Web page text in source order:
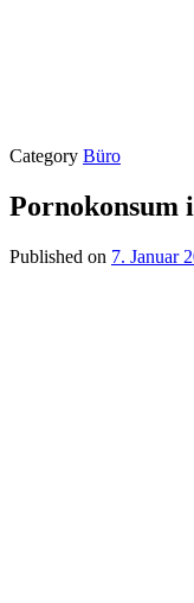
Category Büro
Pornokonsum
Published on 7. Januar